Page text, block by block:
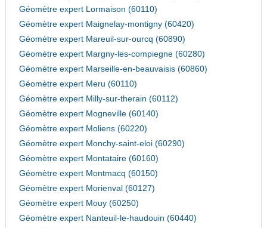
Géomètre expert Lormaison (60110)
Géomètre expert Maignelay-montigny (60420)
Géomètre expert Mareuil-sur-ourcq (60890)
Géomètre expert Margny-les-compiegne (60280)
Géomètre expert Marseille-en-beauvaisis (60860)
Géomètre expert Meru (60110)
Géomètre expert Milly-sur-therain (60112)
Géomètre expert Mogneville (60140)
Géomètre expert Moliens (60220)
Géomètre expert Monchy-saint-eloi (60290)
Géomètre expert Montataire (60160)
Géomètre expert Montmacq (60150)
Géomètre expert Morienval (60127)
Géomètre expert Mouy (60250)
Géomètre expert Nanteuil-le-haudouin (60440)